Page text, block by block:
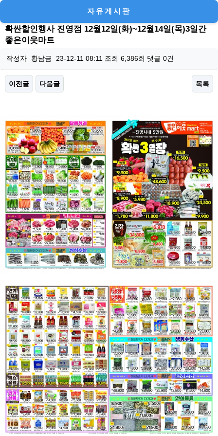
자유게시판
확싼할인행사 진영점 12월12일(화)~12월14일(목)3일간
좋은이웃마트
작성자 황남금 23-12-11 08:11 조회 6,386회 댓글 0건
이전글 다음글 목록
본문